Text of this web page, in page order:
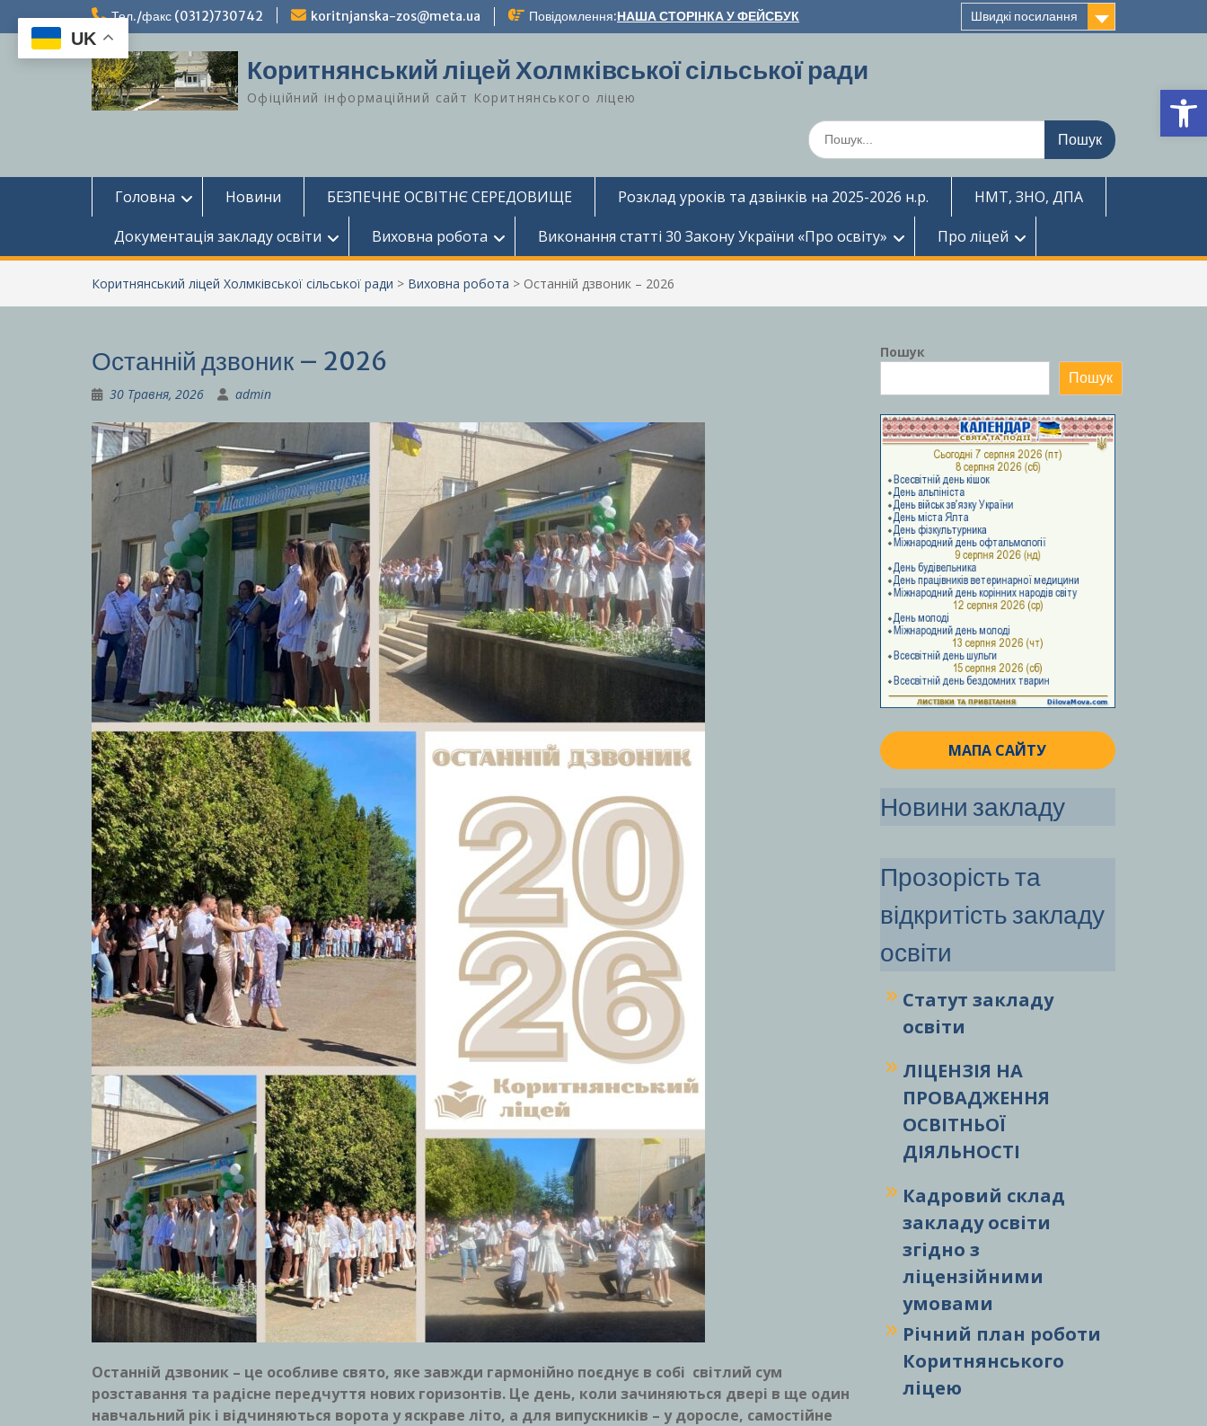
вмісту
Тел./факс (0312)730742 koritnjanska-zos@meta.ua Повідомлення:НАША СТОРІНКА У ФЕЙСБУК Швидкі посилання
Коритнянський ліцей Холмківської сільської ради
Офіційний інформаційний сайт Коритнянського ліцею
Шукати:
Головна Новини БЕЗПЕЧНЕ ОСВІТНЄ СЕРЕДОВИЩЕ Розклад уроків та дзвінків на 2025-2026 н.р.
НМТ, ЗНО, ДПА
Документація закладу освіти
Виховна робота Виконання статті 30 Закону України «Про освіту» Про ліцей
Коритнянський ліцей Холмківської сільської ради > Виховна робота > Останній дзвоник – 2026
Останній дзвоник – 2026
30 Травня, 2026 admin
Останній дзвоник – це особливе свято, яке завжди гармонійно поєднує в собі світлий сум
розставання та радісне передчуття нових горизонтів. Це день, коли зачиняються двері в ще один
навчальний рік і відчиняються ворота у яскраве літо, а для випускників – у доросле, самостійне
Пошук
Пошук
МАПА САЙТУ
Новини закладу
Прозорість та
відкритість закладу
освіти
Статут закладу
освіти
ЛІЦЕНЗІЯ НА
ПРОВАДЖЕННЯ
ОСВІТНЬОЇ
ДІЯЛЬНОСТІ
Кадровий склад
закладу освіти
згідно з
ліцензійними
умовами
Річний план роботи
Коритнянського
ліцею
UK